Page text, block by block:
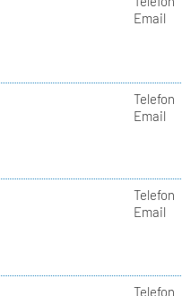
Email
Telefon
Email
Telefon
Email
Telefon